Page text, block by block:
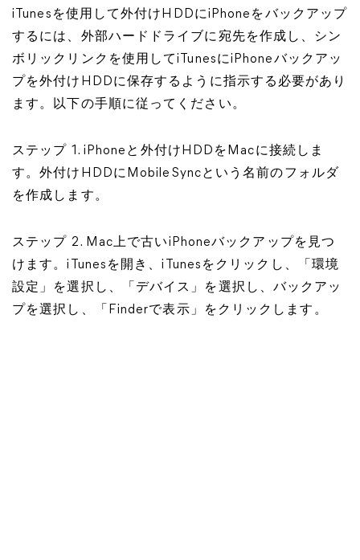
iTunesを使用して外付けHDDにiPhoneをバックアップ
するには、外部ハードドライブに宛先を作成し、シン
ボリックリンクを使用してiTunesにiPhoneバックアッ
プを外付けHDDに保存するように指示する必要があり
ます。以下の手順に従ってください。
ステップ 1. iPhoneと外付けHDDをMacに接続しま
す。外付けHDDにMobileSyncという名前のフォルダ
を作成します。
ステップ 2. Mac上で古いiPhoneバックアップを見つ
けます。iTunesを開き、iTunesをクリックし、「環境
設定」を選択し、「デバイス」を選択し、バックアッ
プを選択し、「Finderで表示」をクリックします。